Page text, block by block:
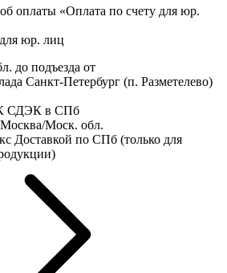
юр. лиц
до подъезда от
Санкт-Петербург (п. Разметелево)
СДЭК в СПб
Моск. обл.
Доставкой по СПб (только для